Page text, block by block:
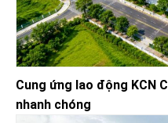
Cung ứng lao động KCN
nhanh chóng